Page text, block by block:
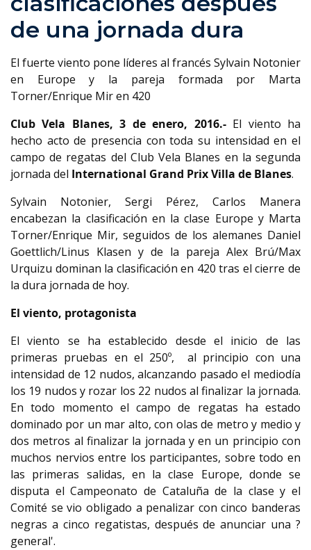
de una jornada dura
El fuerte viento pone líderes al francés Sylvain Notonier
en Europe y la pareja formada por Marta
Torner/Enrique Mir en 420
Club Vela Blanes, 3 de enero, 2016.-El viento ha
hecho acto de presencia con toda su intensidad en el
campo de regatas del Club Vela Blanes en la segunda
jornada del International Grand Prix Villa de Blanes.
Sylvain Notonier, Sergi Pérez, Carlos Manera
encabezan la clasificación en la clase Europe y Marta
Torner/Enrique Mir, seguidos de los alemanes Daniel
Goettlich/Linus Klasen y de la pareja Alex Brú/Max
Urquizu dominan la clasificación en 420 tras el cierre de
la dura jornada de hoy.
El viento, protagonista
El viento se ha establecido desde el inicio de las
primeras pruebas en el 250º, al principio con una
intensidad de 12 nudos, alcanzando pasado el mediodía
los 19 nudos y rozar los 22 nudos al finalizar la jornada.
En todo momento el campo de regatas ha estado
dominado por un mar alto, con olas de metro y medio y
dos metros al finalizar la jornada y en un principio con
muchos nervios entre los participantes, sobre todo en
las primeras salidas, en la clase Europe, donde se
disputa el Campeonato de Cataluña de la clase y el
Comité se vio obligado a penalizar con cinco banderas
negras a cinco regatistas, después de anunciar una ?
general'.